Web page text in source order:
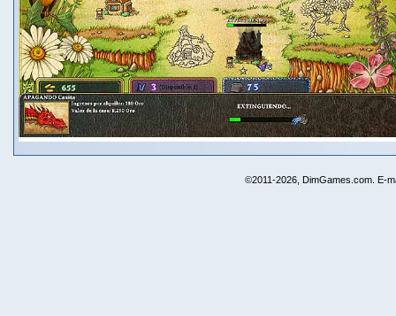
©2011-2026, DimGames.com. E-